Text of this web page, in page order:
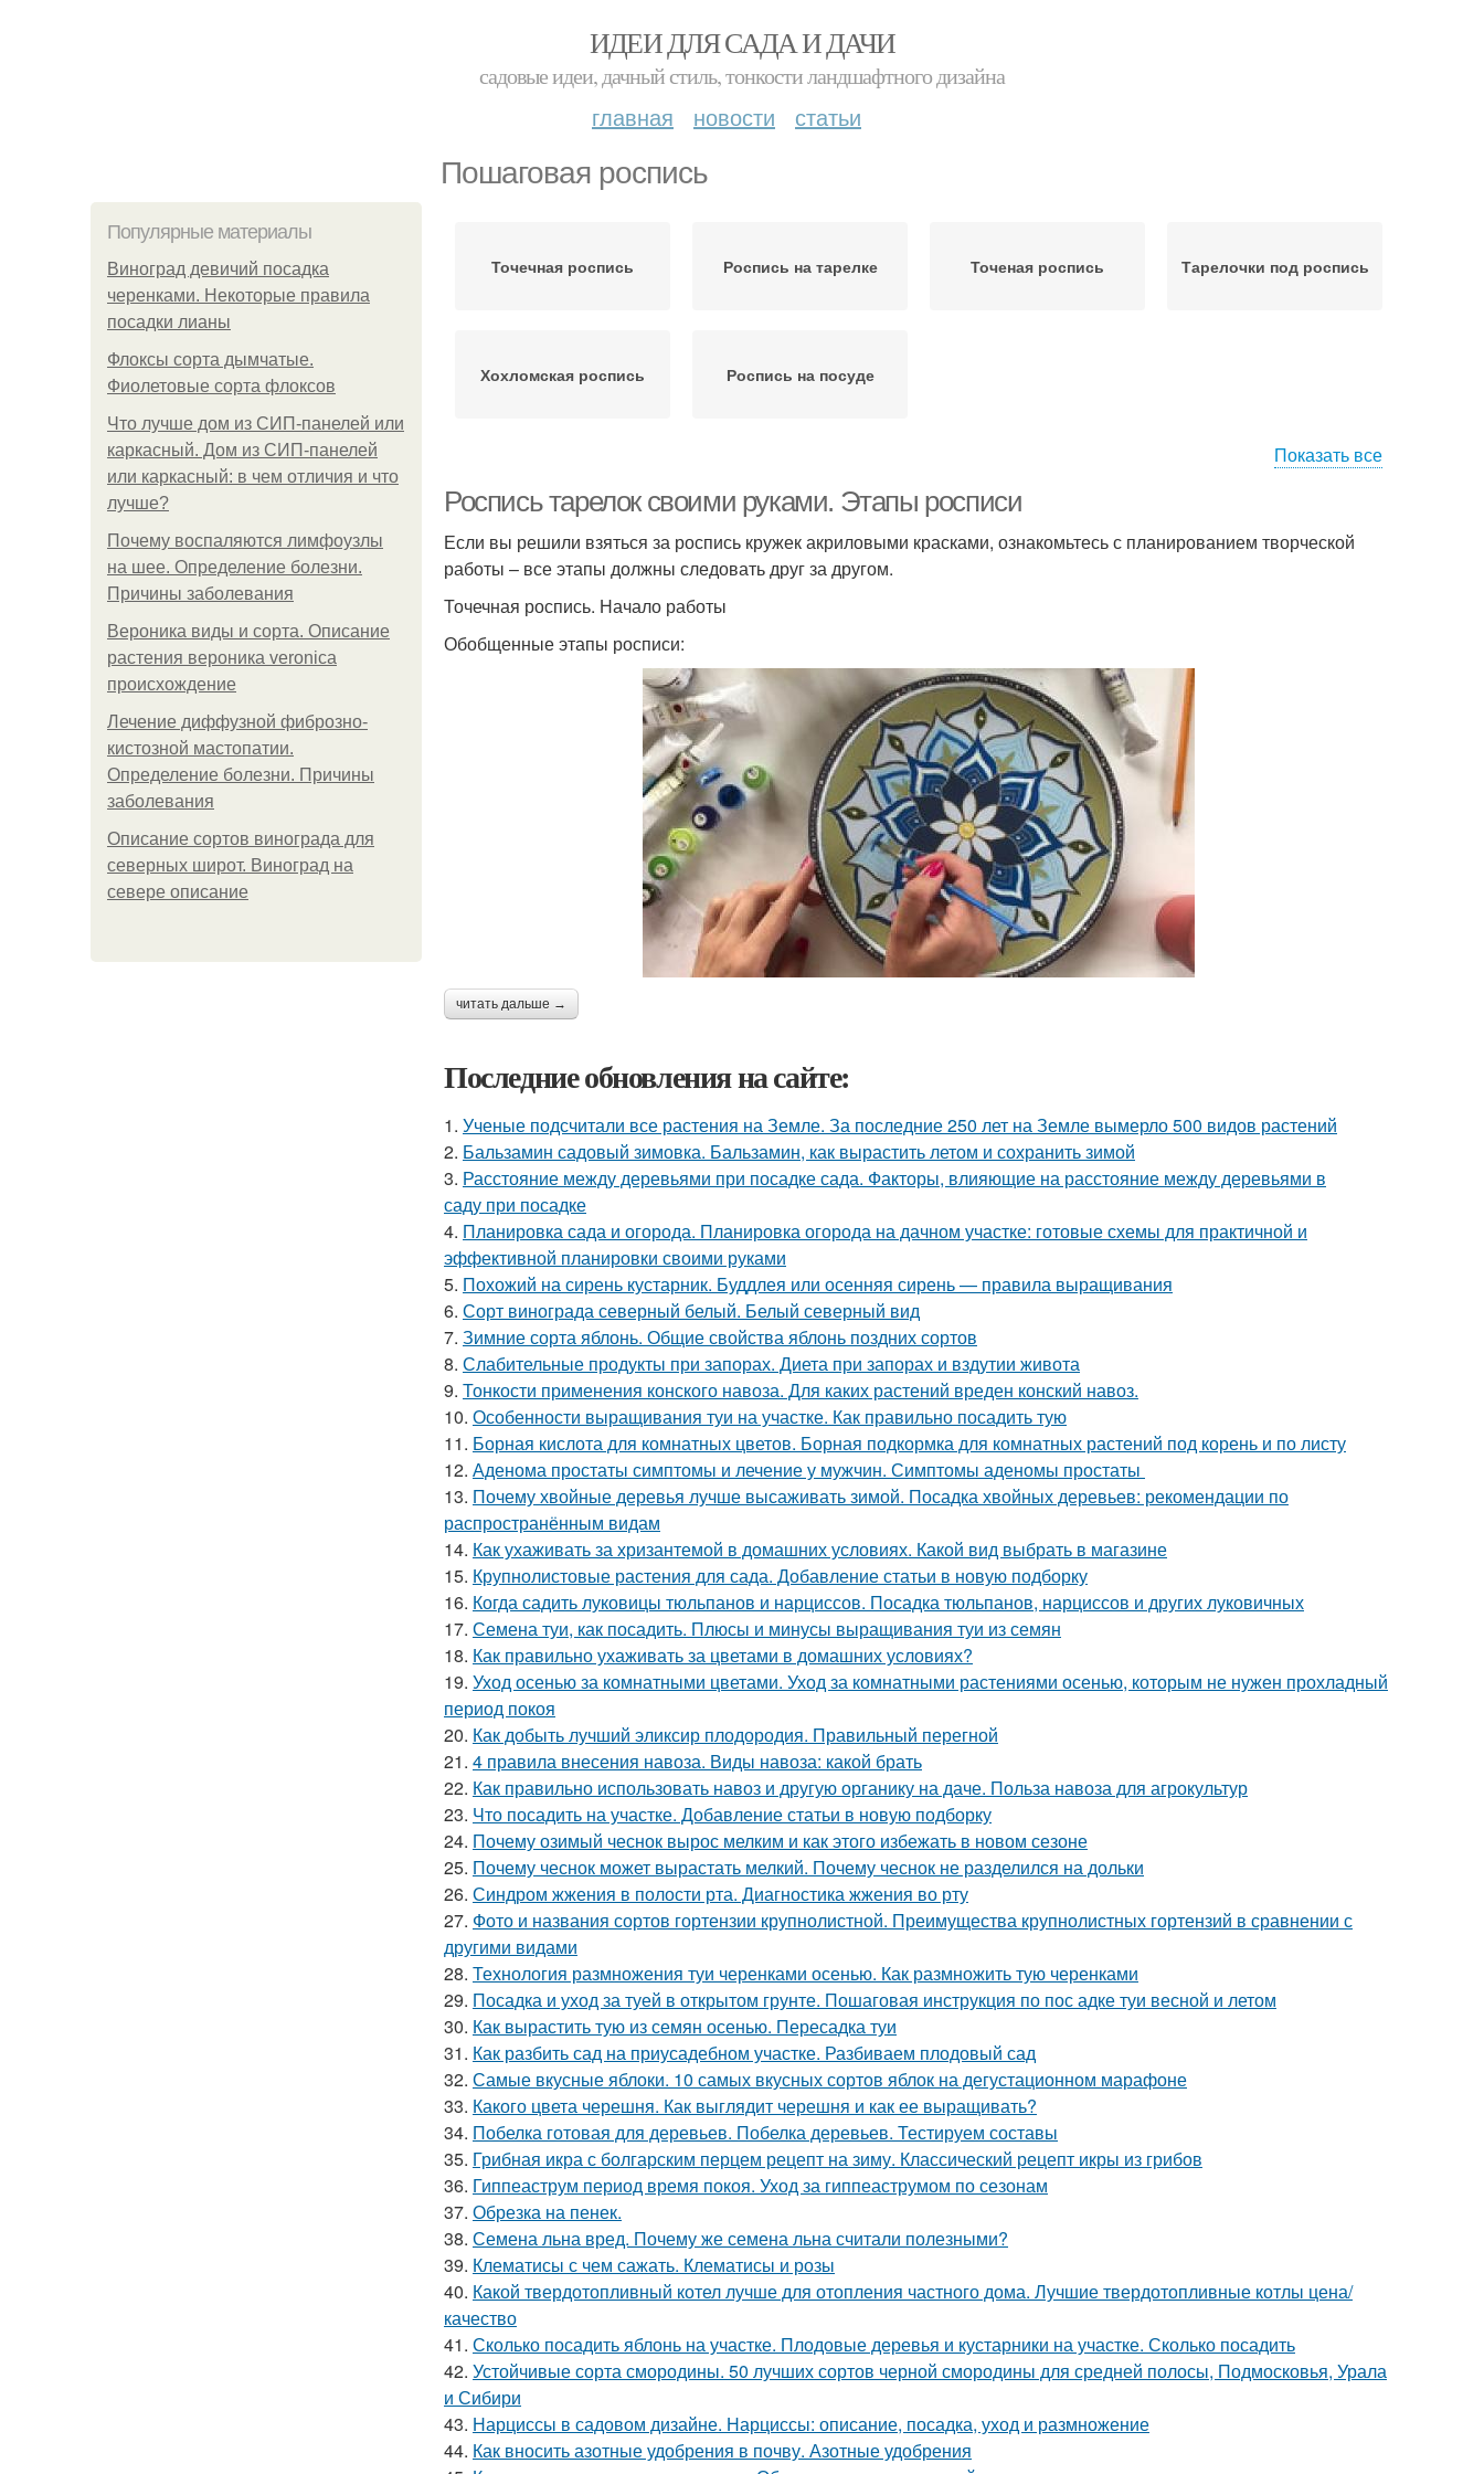
ИДЕИ ДЛЯ САДА И ДАЧИ
садовые идеи, дачный стиль, тонкости ландшафтного дизайна
главная новости статьи
Пошаговая роспись
Популярные материалы
Виноград девичий посадка
черенками. Некоторые правила
посадки лианы
Флоксы сорта дымчатые.
Фиолетовые сорта флоксов
Что лучше дом из СИП-панелей или
каркасный. Дом из СИП-панелей
или каркасный: в чем отличия и что
лучше?
Почему воспаляются лимфоузлы
на шее. Определение болезни.
Причины заболевания
Вероника виды и сорта. Описание
растения вероника veronica
происхождение
Лечение диффузной фиброзно-
кистозной мастопатии.
Определение болезни. Причины
заболевания
Описание сортов винограда для
северных широт. Виноград на
севере описание
Точечная роспись Роспись на тарелке Точеная роспись Тарелочки под роспись
Хохломская роспись Роспись на посуде
Показать все
Роспись тарелок своими руками. Этапы росписи
Если вы решили взяться за роспись кружек акриловыми красками, ознакомьтесь с планированием творческой
работы – все этапы должны следовать друг за другом.
Точечная роспись. Начало работы
Обобщенные этапы росписи:
читать дальше →
Последние обновления на сайте:
1. Ученые подсчитали все растения на Земле. За последние 250 лет на Земле вымерло 500 видов растений
2. Бальзамин садовый зимовка. Бальзамин, как вырастить летом и сохранить зимой
3. Расстояние между деревьями при посадке сада. Факторы, влияющие на расстояние между деревьями в
саду при посадке
4. Планировка сада и огорода. Планировка огорода на дачном участке: готовые схемы для практичной и
эффективной планировки своими руками
5. Похожий на сирень кустарник. Буддлея или осенняя сирень — правила выращивания
6. Сорт винограда северный белый. Белый северный вид
7. Зимние сорта яблонь. Общие свойства яблонь поздних сортов
8. Слабительные продукты при запорах. Диета при запорах и вздутии живота
9. Тонкости применения конского навоза. Для каких растений вреден конский навоз.
10. Особенности выращивания туи на участке. Как правильно посадить тую
11. Борная кислота для комнатных цветов. Борная подкормка для комнатных растений под корень и по листу
12. Аденома простаты симптомы и лечение у мужчин. Симптомы аденомы простаты
13. Почему хвойные деревья лучше высаживать зимой. Посадка хвойных деревьев: рекомендации по
распространённым видам
14. Как ухаживать за хризантемой в домашних условиях. Какой вид выбрать в магазине
15. Крупнолистовые растения для сада. Добавление статьи в новую подборку
16. Когда садить луковицы тюльпанов и нарциссов. Посадка тюльпанов, нарциссов и других луковичных
17. Семена туи, как посадить. Плюсы и минусы выращивания туи из семян
18. Как правильно ухаживать за цветами в домашних условиях?
19. Уход осенью за комнатными цветами. Уход за комнатными растениями осенью, которым не нужен прохладный
период покоя
20. Как добыть лучший эликсир плодородия. Правильный перегной
21. 4 правила внесения навоза. Виды навоза: какой брать
22. Как правильно использовать навоз и другую органику на даче. Польза навоза для агрокультур
23. Что посадить на участке. Добавление статьи в новую подборку
24. Почему озимый чеснок вырос мелким и как этого избежать в новом сезоне
25. Почему чеснок может вырастать мелкий. Почему чеснок не разделился на дольки
26. Синдром жжения в полости рта. Диагностика жжения во рту
27. Фото и названия сортов гортензии крупнолистной. Преимущества крупнолистных гортензий в сравнении с
другими видами
28. Технология размножения туи черенками осенью. Как размножить тую черенками
29. Посадка и уход за туей в открытом грунте. Пошаговая инструкция по пос адке туи весной и летом
30. Как вырастить тую из семян осенью. Пересадка туи
31. Как разбить сад на приусадебном участке. Разбиваем плодовый сад
32. Самые вкусные яблоки. 10 самых вкусных сортов яблок на дегустационном марафоне
33. Какого цвета черешня. Как выглядит черешня и как ее выращивать?
34. Побелка готовая для деревьев. Побелка деревьев. Тестируем составы
35. Грибная икра с болгарским перцем рецепт на зиму. Классический рецепт икры из грибов
36. Гиппеаструм период время покоя. Уход за гиппеаструмом по сезонам
37. Обрезка на пенек.
38. Семена льна вред. Почему же семена льна считали полезными?
39. Клематисы с чем сажать. Клематисы и розы
40. Какой твердотопливный котел лучше для отопления частного дома. Лучшие твердотопливные котлы цена/
качество
41. Сколько посадить яблонь на участке. Плодовые деревья и кустарники на участке. Сколько посадить
42. Устойчивые сорта смородины. 50 лучших сортов черной смородины для средней полосы, Подмосковья, Урала
и Сибири
43. Нарциссы в садовом дизайне. Нарциссы: описание, посадка, уход и размножение
44. Как вносить азотные удобрения в почву. Азотные удобрения